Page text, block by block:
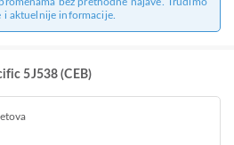
i aktuelnije informacije.
5J538 (CEB)